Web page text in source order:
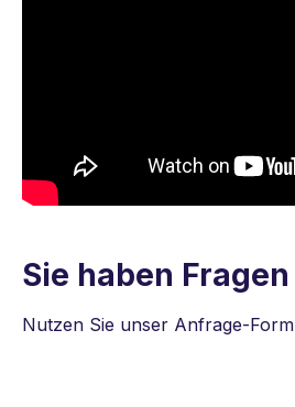
Sie haben
Nutzen Sie unser Anfrage-